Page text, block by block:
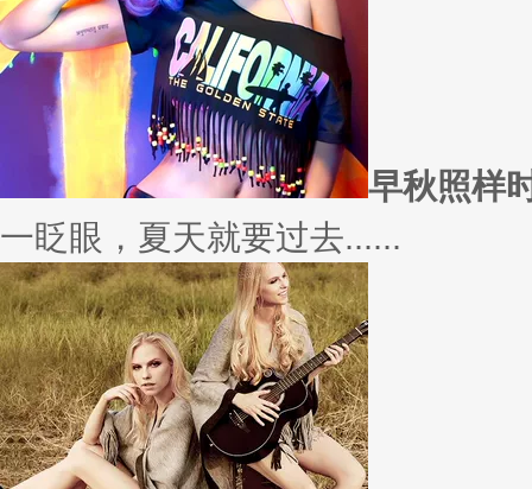
早秋照样
一眨眼，夏天就要过去......